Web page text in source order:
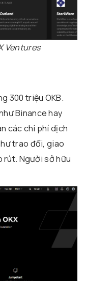
Ventures
300 triệu OKB.
Binance hay
các chi phí dịch
trao đổi, giao
rút. Người sở hữu